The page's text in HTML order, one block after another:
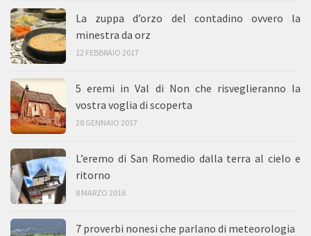
La zuppa d’orzo del contadino ovvero la
minestra da orz
12 FEBBRAIO 2017
5 eremi in Val di Non che risveglieranno la
vostra voglia di scoperta
28 GENNAIO 2017
L’eremo di San Romedio dalla terra al cielo e
ritorno
8 MARZO 2016
7 proverbi nonesi che parlano di meteorologia